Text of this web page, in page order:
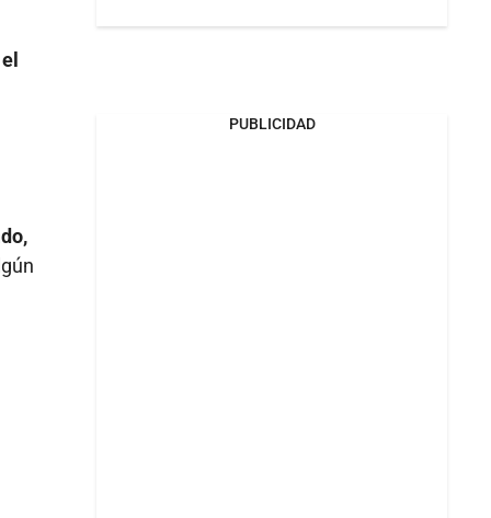
PUBLICIDAD